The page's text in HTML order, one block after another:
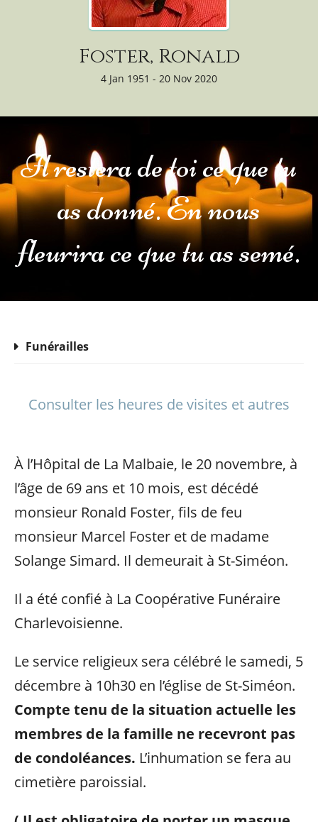
Foster, Ronald
4 Jan 1951 - 20 Nov 2020
Il restera de toi ce que tu
as donné. En nous
fleurira ce que tu as semé.
Funérailles
Consulter les heures de visites et autres
À l’Hôpital de La Malbaie, le 20 novembre, à
l’âge de 69 ans et 10 mois, est décédé
monsieur Ronald Foster, fils de feu
monsieur Marcel Foster et de madame
Solange Simard. Il demeurait à St-Siméon.
Il a été confié à La Coopérative Funéraire
Charlevoisienne.
Le service religieux sera célébré le samedi, 5
décembre à 10h30 en l’église de St-Siméon.
Compte tenu de la situation actuelle les
membres de la famille ne recevront pas
de condoléances. L’inhumation se fera au
cimetière paroissial.